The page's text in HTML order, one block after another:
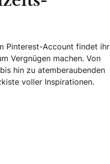
Pinterest-Account findet ihr
Vergnügen machen. Von
hin zu atemberaubenden
voller Inspirationen.